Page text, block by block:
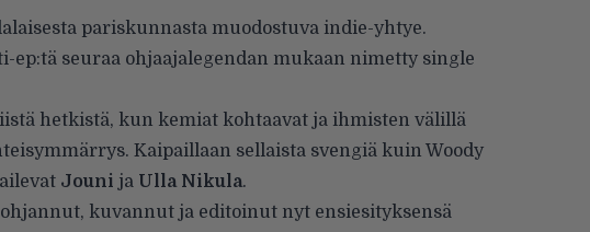
pariskunnasta muodostuva indie-yhtye.
ep:tä seuraa ohjaajalegendan mukaan nimetty single
hetkistä, kun kemiat kohtaavat ja ihmisten välillä
Kaipaillaan sellaista svengiä kuin Woody
Jouni ja Ulla Nikula.
kuvannut ja editoinut nyt ensiesityksensä